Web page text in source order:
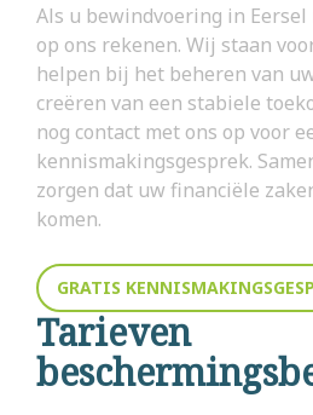
Als u bewindvoering in
op ons rekenen. Wij staan
helpen bij het beheren van
creëren van een stabiele
nog contact met ons op voor
kennismakingsgesprek.
zorgen dat uw financiële
komen.
GRATIS
Tarieven